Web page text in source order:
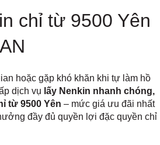
chỉ từ 9500 Yên
hoặc gặp khó khăn khi tự làm hồ
dịch vụ lấy Nenkin nhanh chóng,
từ 9500 Yên – mức giá ưu đãi nhất
đầy đủ quyền lợi đặc quyền chỉ